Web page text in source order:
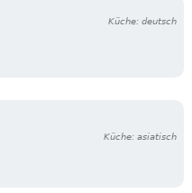
Küche: deutsch
Küche: asiatisch